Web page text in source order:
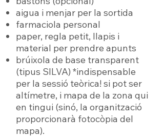
aigua i menjar per la sortida
farmaciola personal
paper, regla petit, llapis i
material per prendre apunts
brúixola de base transparent
(tipus SILVA) *indispensable
per la sessió teòrica! si pot ser
altímetre, i mapa de la zona qui
en tingui (sinó, la organització
proporcionarà fotocòpia del
mapa).